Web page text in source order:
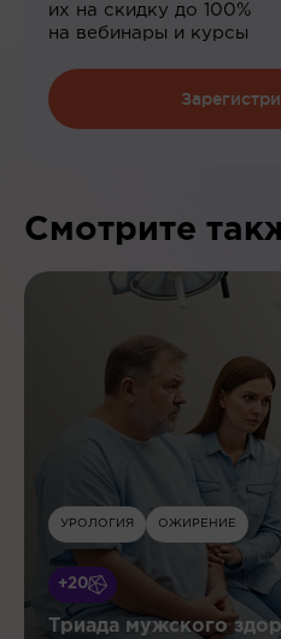
их на скидку до 100%
на вебинары и курсы
Смотрите
УРОЛОГИЯ ОЖИРЕНИЕ
+20
Триада мужского